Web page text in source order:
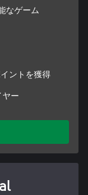
なゲーム
ントを獲得
ヤー